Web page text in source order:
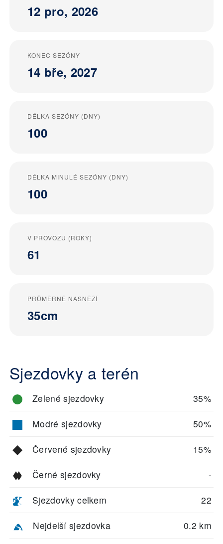
12 pro, 2026
KONEC SEZÓNY
14 bře, 2027
DÉLKA SEZÓNY (DNY)
100
DÉLKA MINULÉ SEZÓNY (DNY)
100
V PROVOZU (ROKY)
61
PRŮMĚRNĚ NASNĚŽÍ
35cm
Sjezdovky a terén
Zelené sjezdovky 35%
Modré sjezdovky 50%
Červené sjezdovky 15%
Černé sjezdovky -
Sjezdovky celkem 22
Nejdelší sjezdovka 0.2 km